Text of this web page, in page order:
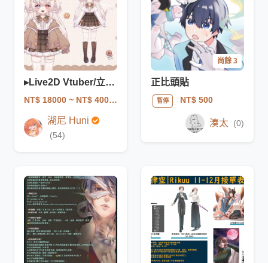
▸Live2D Vtuber/立繪/角色設計/拆件7月後
NT$ 18000 ~ NT$ 40000
湖尼 Huni
(54)
尚餘 3
正比頭貼
暫停 NT$ 500
湊太 (0)